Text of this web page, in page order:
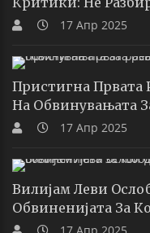
17 Апр 2025
Пристигна Првата
На Обвинувањата
17 Апр 2025
Вилијам Леви
Обвиненијата За